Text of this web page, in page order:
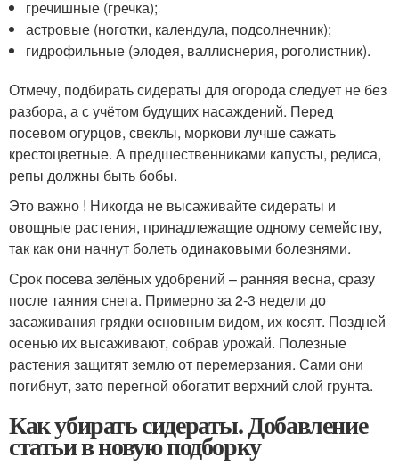
гречишные (гречка);
астровые (ноготки, календула, подсолнечник);
гидрофильные (элодея, валлиснерия, роголистник).
Отмечу, подбирать сидераты для огорода следует не без
разбора, а с учётом будущих насаждений. Перед
посевом огурцов, свеклы, моркови лучше сажать
крестоцветные. А предшественниками капусты, редиса,
репы должны быть бобы.
Это важно ! Никогда не высаживайте сидераты и
овощные растения, принадлежащие одному семейству,
так как они начнут болеть одинаковыми болезнями.
Срок посева зелёных удобрений – ранняя весна, сразу
после таяния снега. Примерно за 2-3 недели до
засаживания грядки основным видом, их косят. Поздней
осенью их высаживают, собрав урожай. Полезные
растения защитят землю от перемерзания. Сами они
погибнут, зато перегной обогатит верхний слой грунта.
Как убирать сидераты. Добавление
статьи в новую подборку